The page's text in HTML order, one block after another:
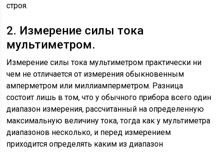
строя.
2. Измерение силы тока
мультиметром.
Измерение силы тока мультиметром практически ни
чем не отличается от измерения обыкновенным
амперметром или миллиамперметром. Разница
состоит лишь в том, что у обычного прибора всего один
диапазон измерения, рассчитанный на определенную
максимальную величину тока, тогда как у мультиметра
диапазонов несколько, и перед измерением
приходится определять каким из диапазон